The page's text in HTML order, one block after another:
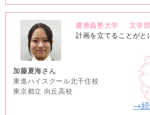
no
image
慶應義塾大学
文学部
計画を立てることがと
加藤夏海さん
東進ハイスクール北千住校
東京都立 向丘高校
→